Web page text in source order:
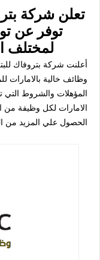
تعلن شركة
توفر عن
لمختلف
أعلنت شركة بتروفاك
وظائف خالية بالامارات
المؤهلات والشروط التي
الامارات لكل وظيفة
الحصول علي المزيد من